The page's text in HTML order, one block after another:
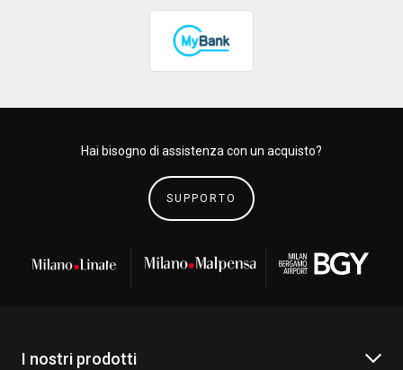
Hai bisogno di assistenza con un acquisto?
SUPPORTO
I nostri prodotti